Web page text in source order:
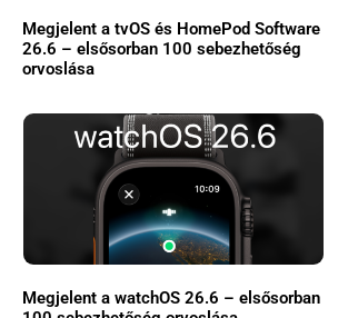
Megjelent a tvOS és HomePod Software
26.6 – elsősorban 100 sebezhetőség
orvoslása
Megjelent a watchOS 26.6 – elsősorban